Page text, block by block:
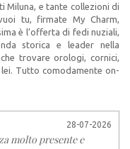
Miluna, e tante collezioni di
tu, firmate My Charm,
è l’offerta di fedi nuziali,
storica e leader nella
trovare orologi, cornici,
Tutto comodamente on-
28-07-2026
molto presente e